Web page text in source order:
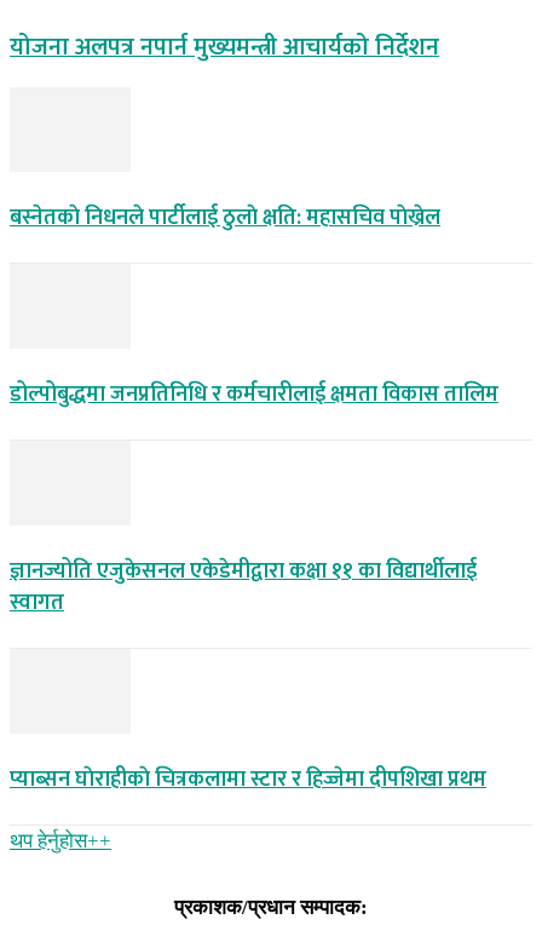
योजना अलपत्र नपार्न मुख्यमन्त्री आचार्यको निर्देशन
बस्नेतकाे निधनले पार्टीलाई ठुलाे क्षति: महासचिव पाेख्रेल
डोल्पोबुद्धमा जनप्रतिनिधि र कर्मचारीलाई क्षमता विकास तालिम
ज्ञानज्योति एजुकेसनल एकेडेमीद्वारा कक्षा ११ का विद्यार्थीलाई
स्वागत
प्याब्सन घाेराहीकाे चित्रकलामा स्टार र हिज्जेमा दीपशिखा प्रथम
थप हेर्नुहोस‌++
प्रकाशक/प्रधान सम्पादक: